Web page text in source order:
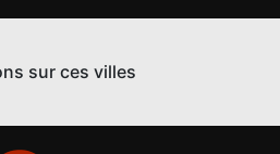
sur ces villes